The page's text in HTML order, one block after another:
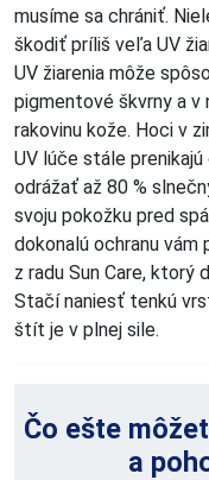
musíme sa chrániť.
škodiť príliš veľa UV
UV žiarenia môže
pigmentové škvrny a
rakovinu kože. Hoci v
UV lúče stále
odrážať až 80 %
svoju pokožku pred
dokonalú ochranu vám
z radu Sun Care,
Stačí naniesť tenkú
štít je v plnej sile.
Čo ešte
a